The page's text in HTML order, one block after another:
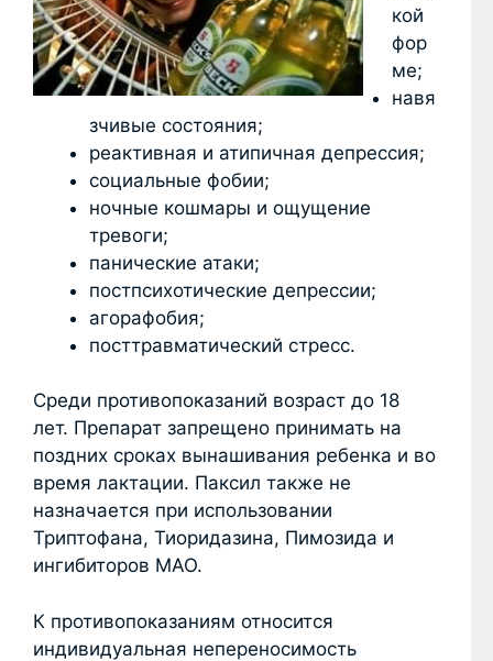
кой
фор
ме;
навя
зчивые состояния;
реактивная и атипичная депрессия;
социальные фобии;
ночные кошмары и ощущение
тревоги;
панические атаки;
постпсихотические депрессии;
агорафобия;
посттравматический стресс.
Среди противопоказаний возраст до 18
лет. Препарат запрещено принимать на
поздних сроках вынашивания ребенка и во
время лактации. Паксил также не
назначается при использовании
Триптофана, Тиоридазина, Пимозида и
ингибиторов МАО.
К противопоказаниям относится
индивидуальная непереносимость